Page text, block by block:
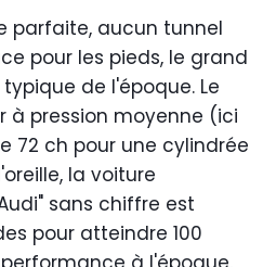
parfaite, aucun tunnel
pour les pieds, le grand
de l'époque. Le
à pression moyenne (ici
72 ch pour une cylindrée
la voiture
sans chiffre est
pour atteindre 100